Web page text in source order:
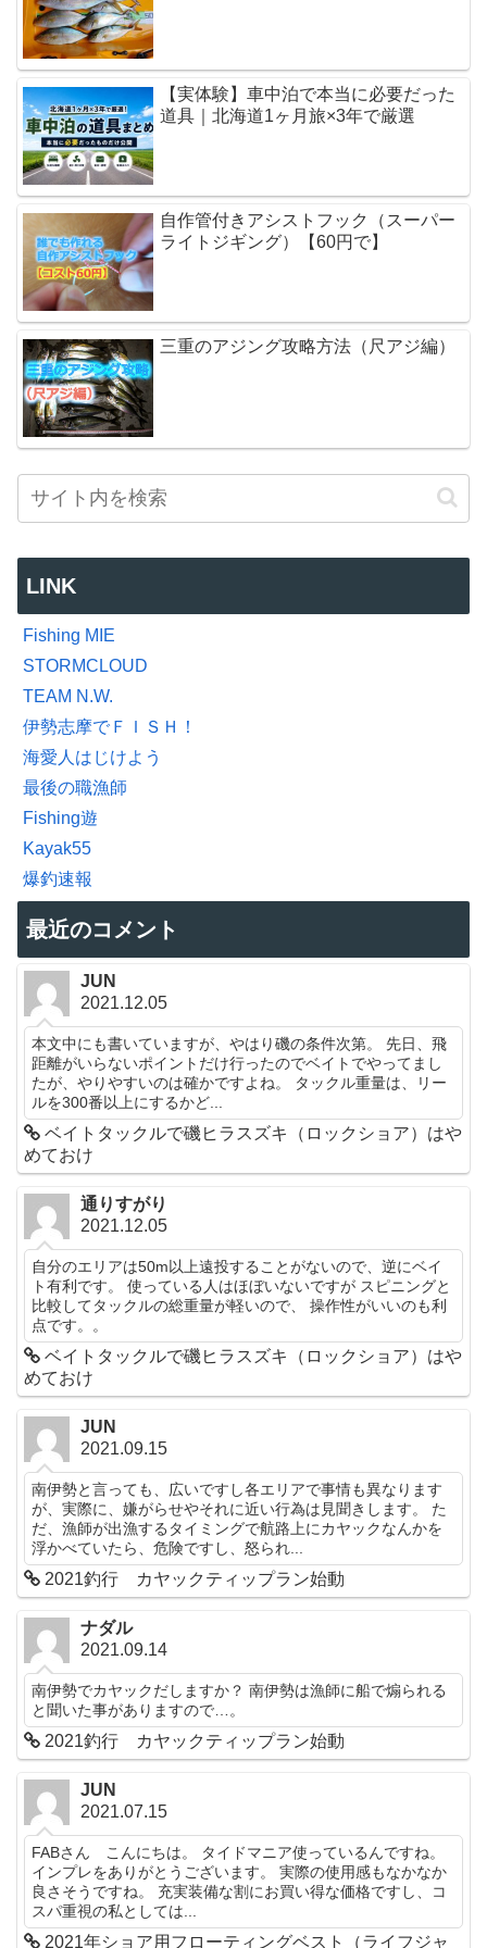
【実体験】車中泊で本当に必要だった
道具｜北海道1ヶ月旅×3年で厳選
自作管付きアシストフック（スーパー
ライトジギング）【60円で】
三重のアジング攻略方法（尺アジ編）
LINK
Fishing MIE
STORMCLOUD
TEAM N.W.
伊勢志摩でＦＩＳＨ！
海愛人はじけよう
最後の職漁師
Fishing遊
Kayak55
爆釣速報
最近のコメント
JUN
2021.12.05
本文中にも書いていますが、やはり磯の条件次第。 先日、飛
距離がいらないポイントだけ行ったのでベイトでやってまし
たが、やりやすいのは確かですよね。 タックル重量は、リー
ルを300番以上にするかど...
ベイトタックルで磯ヒラスズキ（ロックショア）はや
めておけ
通りすがり
2021.12.05
自分のエリアは50m以上遠投することがないので、逆にベイ
ト有利です。 使っている人はほぼいないですが スピニングと
比較してタックルの総重量が軽いので、 操作性がいいのも利
点です。。
ベイトタックルで磯ヒラスズキ（ロックショア）はや
めておけ
JUN
2021.09.15
南伊勢と言っても、広いですし各エリアで事情も異なります
が、実際に、嫌がらせやそれに近い行為は見聞きします。 た
だ、漁師が出漁するタイミングで航路上にカヤックなんかを
浮かべていたら、危険ですし、怒られ...
2021釣行 カヤックティップラン始動
ナダル
2021.09.14
南伊勢でカヤックだしますか？ 南伊勢は漁師に船で煽られる
と聞いた事がありますので…。
2021釣行 カヤックティップラン始動
JUN
2021.07.15
FABさん こんにちは。 タイドマニア使っているんですね。
インプレをありがとうございます。 実際の使用感もなかなか
良さそうですね。 充実装備な割にお買い得な価格ですし、コ
スパ重視の私としては...
2021年ショア用フローティングベスト（ライフジャ